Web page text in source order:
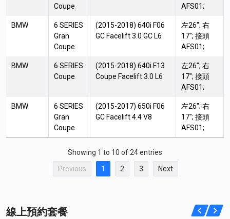
Coupe
AFS01;
BMW
6 SERIES
Gran
Coupe
(2015-2018) 640i F06
GC Facelift 3.0 GC L6
左26"; 右
17"; 接頭
AFS01;
BMW
6 SERIES
Coupe
(2015-2018) 640i F13
Coupe Facelift 3.0 L6
左26"; 右
17"; 接頭
AFS01;
BMW
6 SERIES
Gran
Coupe
(2015-2017) 650i F06
GC Facelift 4.4 V8
左26"; 右
17"; 接頭
AFS01;
Showing 1 to 10 of 24 entries
Previous 1 2 3 Next
線上預約套餐